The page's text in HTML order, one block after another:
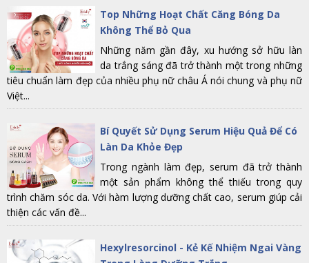
Top Những Hoạt Chất Căng Bóng Da
Không Thể Bỏ Qua
Những năm gần đây, xu hướng sở hữu làn
da trắng sáng đã trở thành một trong những
tiêu chuẩn làm đẹp của nhiều phụ nữ châu Á nói chung và phụ nữ
Việt...
Bí Quyết Sử Dụng Serum Hiệu Quả Để Có
Làn Da Khỏe Đẹp
Trong ngành làm đẹp, serum đã trở thành
một sản phẩm không thể thiếu trong quy
trình chăm sóc da. Với hàm lượng dưỡng chất cao, serum giúp cải
thiện các vấn đề...
Hexylresorcinol - Kẻ Kế Nhiệm Ngai Vàng